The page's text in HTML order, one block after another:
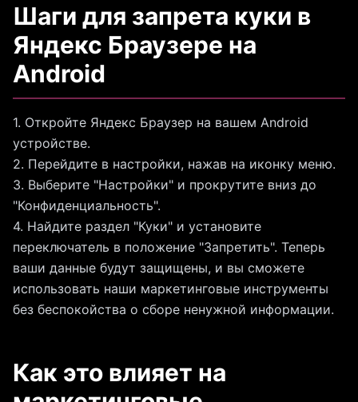
Шаги для запрета куки в
Яндекс Браузере на
Android
1. Откройте Яндекс Браузер на вашем Android
устройстве.
2. Перейдите в настройки, нажав на иконку меню.
3. Выберите "Настройки" и прокрутите вниз до
"Конфиденциальность".
4. Найдите раздел "Куки" и установите
переключатель в положение "Запретить". Теперь
ваши данные будут защищены, и вы сможете
использовать наши маркетинговые инструменты
без беспокойства о сборе ненужной информации.
Как это влияет на